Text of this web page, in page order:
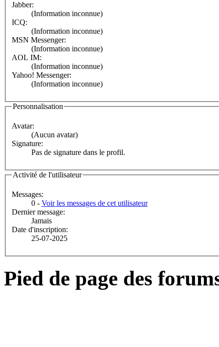
Jabber:
(Information inconnue)
ICQ:
(Information inconnue)
MSN Messenger:
(Information inconnue)
AOL IM:
(Information inconnue)
Yahoo! Messenger:
(Information inconnue)
Personnalisation
Avatar:
(Aucun avatar)
Signature:
Pas de signature dans le profil.
Activité de l'utilisateur
Messages:
0 - Voir les messages de cet utilisateur
Dernier message:
Jamais
Date d'inscription:
25-07-2025
Pied de page des